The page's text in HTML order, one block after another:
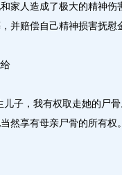
家人造成了极大的精神伤
并赔偿自己精神损害抚慰
子，我有权取走她的尸骨
然享有母亲尸骨的所有